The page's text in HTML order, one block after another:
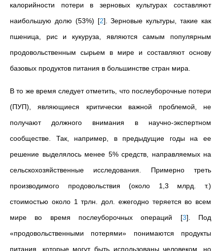
калорийности потери в зерновых культурах составляют
наибольшую долю (53%) [2] . Зерновые культуры, такие как
пшеница, рис и кукуруза, являются самым популярным
продовольственным сырьем в мире и составляют основу
базовых продуктов питания в большинстве стран мира.
В то же время следует отметить, что послеуборочные потери
(ПУП), являющиеся критически важной проблемой, не
получают должного внимания в научно-экспертном
сообществе. Так, например, в предыдущие годы на ее
решение выделялось менее 5% средств, направляемых на
сельскохозяйственные исследования. Примерно треть
производимого продовольствия (около 1,3 млрд. т.)
стоимостью около 1 трлн. дол. ежегодно теряется во всем
мире во время послеуборочных операций [3] . Под
«продовольственными потерями» понимаются продукты
питания, которые могут быть использованы человеком, но